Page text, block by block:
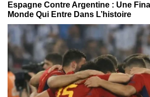
Espagne Contre Argentine : Une
Monde Qui Entre Dans L’histoire